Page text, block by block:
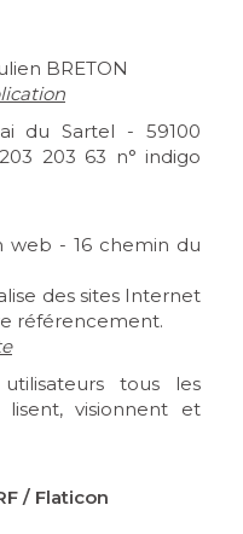
BRETON
du Sartel - 59100
203 63 n° indigo
web - 16 chemin du
des sites Internet
référencement.
tous les
lisent, visionnent et
/ Flaticon